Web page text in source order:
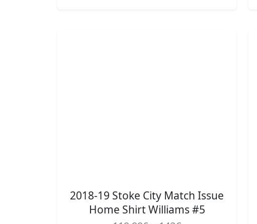
2018-19 Stoke City Match Issue
Home Shirt Williams #5